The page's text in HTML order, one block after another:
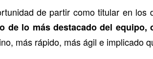
de partir como titular en los
de lo más destacado del equipo,
más rápido, más ágil e implicado